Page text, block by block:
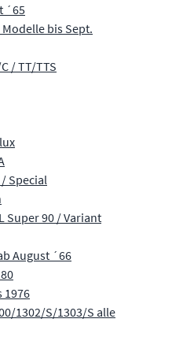
´65
Modelle bis Sept.
/ TT/TTS
Special
Super 90 / Variant
August ´66
1976
1302/S/1303/S alle